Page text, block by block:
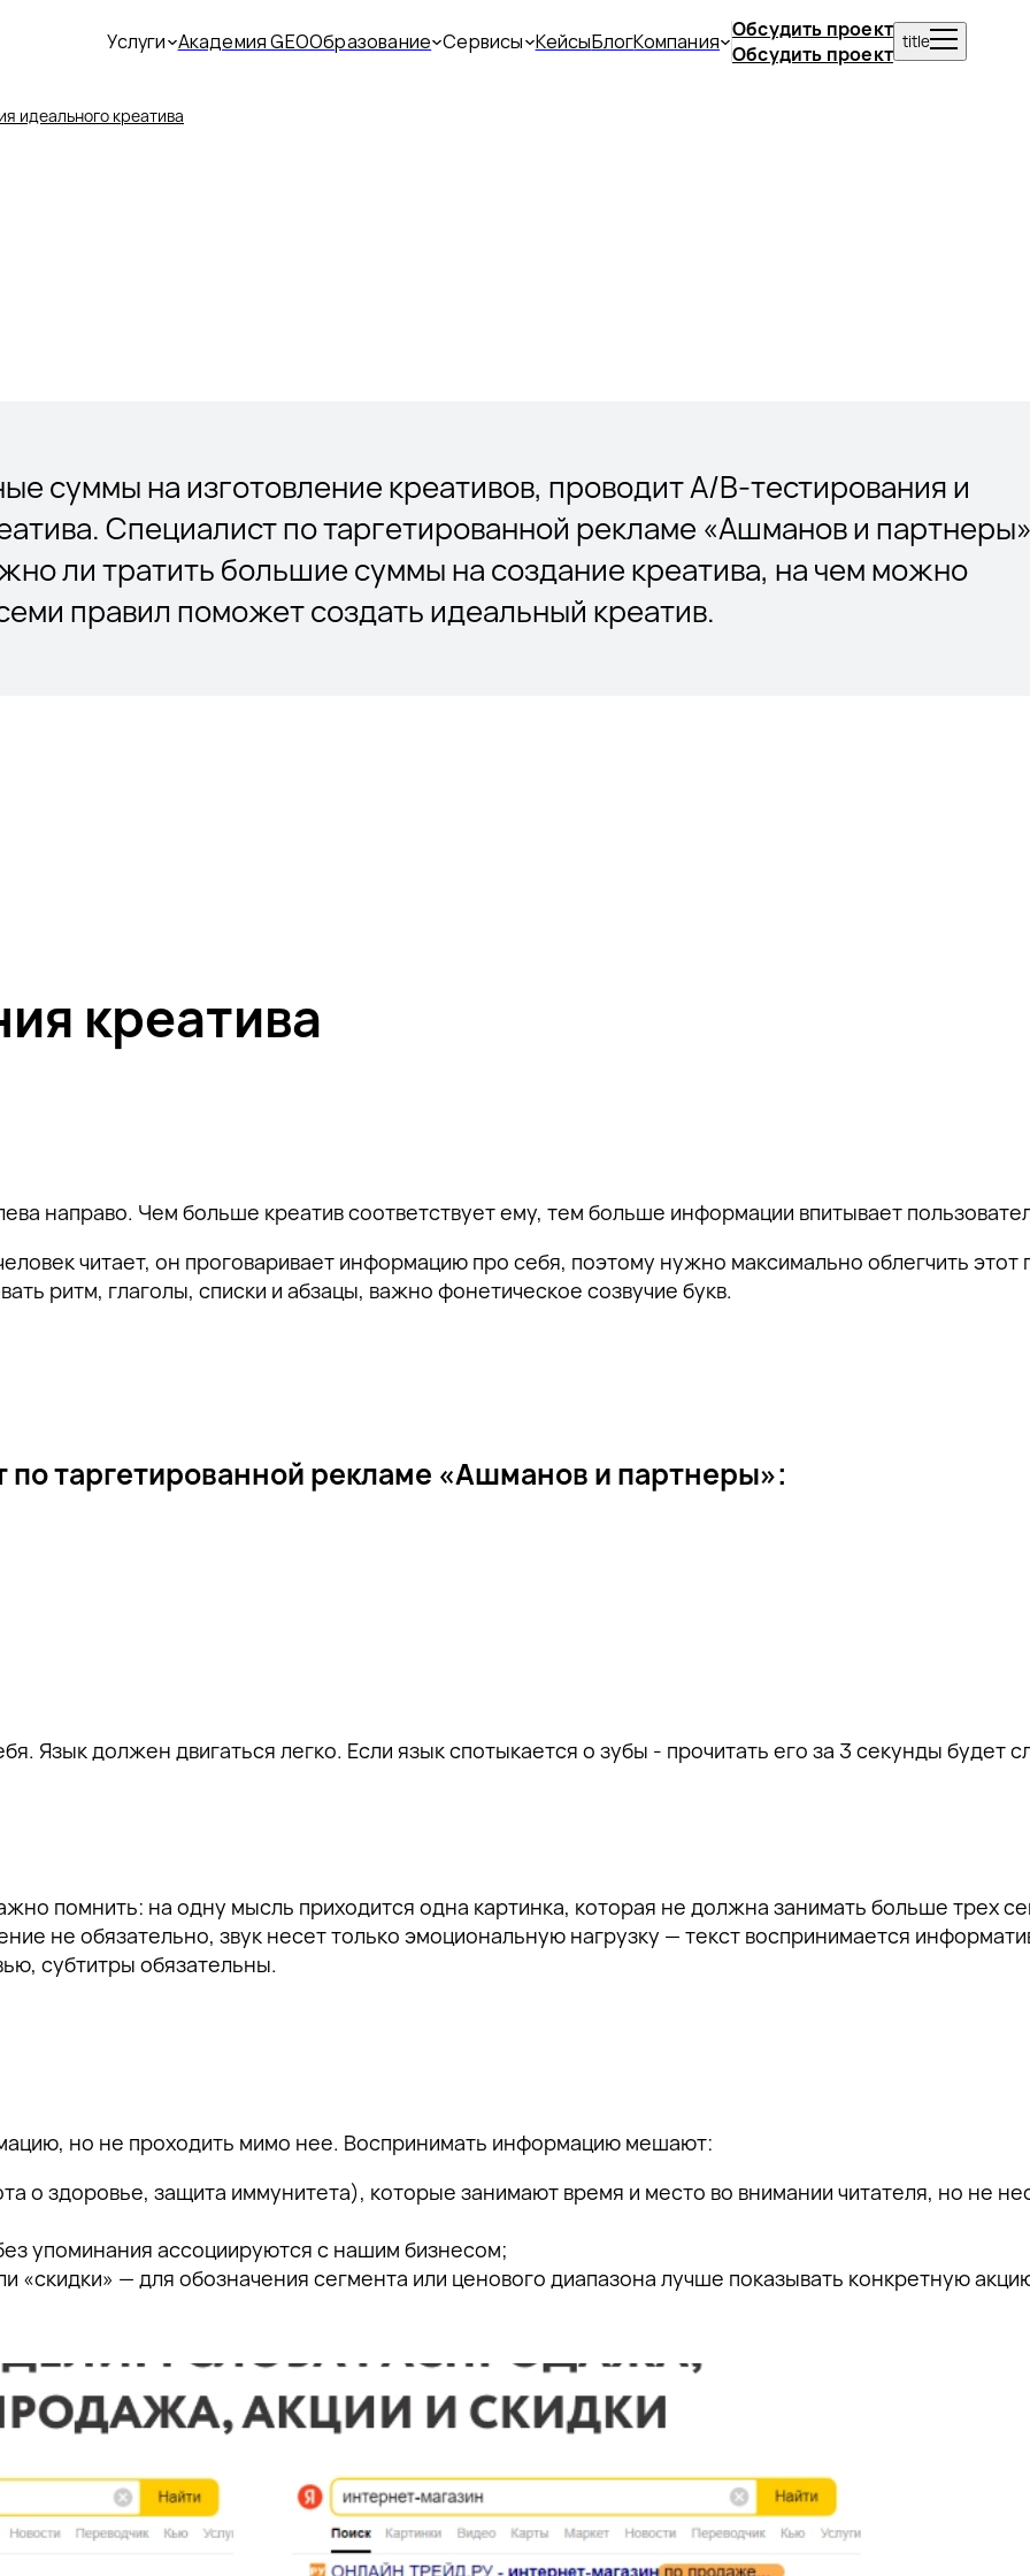
Услуги Академия GEOОбразование Сервисы КейсыБлогКомпания Обсудить проект
Обсудить проект title
идеального креатива
суммы на изготовление креативов, проводит А/В-тестирования и
Специалист по таргетированной рекламе «Ашманов и
ли тратить большие суммы на создание креатива, на чем можно
правил поможет создать идеальный креатив.
креатива
направо. Чем больше креатив соответствует ему, тем больше информации впитывает
читает, он проговаривает информацию про себя, поэтому нужно максимально облегчить этот
ритм, глаголы, списки и абзацы, важно фонетическое созвучие букв.
таргетированной рекламе «Ашманов и партнеры»:
Язык должен двигаться легко. Если язык спотыкается о зубы - прочитать его за 3 секунды будет
помнить: на одну мысль приходится одна картинка, которая не должна занимать больше трех
не обязательно, звук несет только эмоциональную нагрузку — текст воспринимается
субтитры обязательны.
но не проходить мимо нее. Воспринимать информацию мешают:
о здоровье, защита иммунитета), которые занимают время и место во внимании читателя, но не
упоминания ассоциируются с нашим бизнесом;
«скидки» — для обозначения сегмента или ценового диапазона лучше показывать конкретную
Спасибо за подписку!
Спасибо за подписку!
Спасибо!
Наш специалист свяжется с вами в ближайшее время.
Подпишитесь, чтобы получать тщательно отобранную экспертную информацию о
продвижении бизнеса в поисковом пространстве, а также приглашения на
тематические мероприятия.
Спасибо за подписку!